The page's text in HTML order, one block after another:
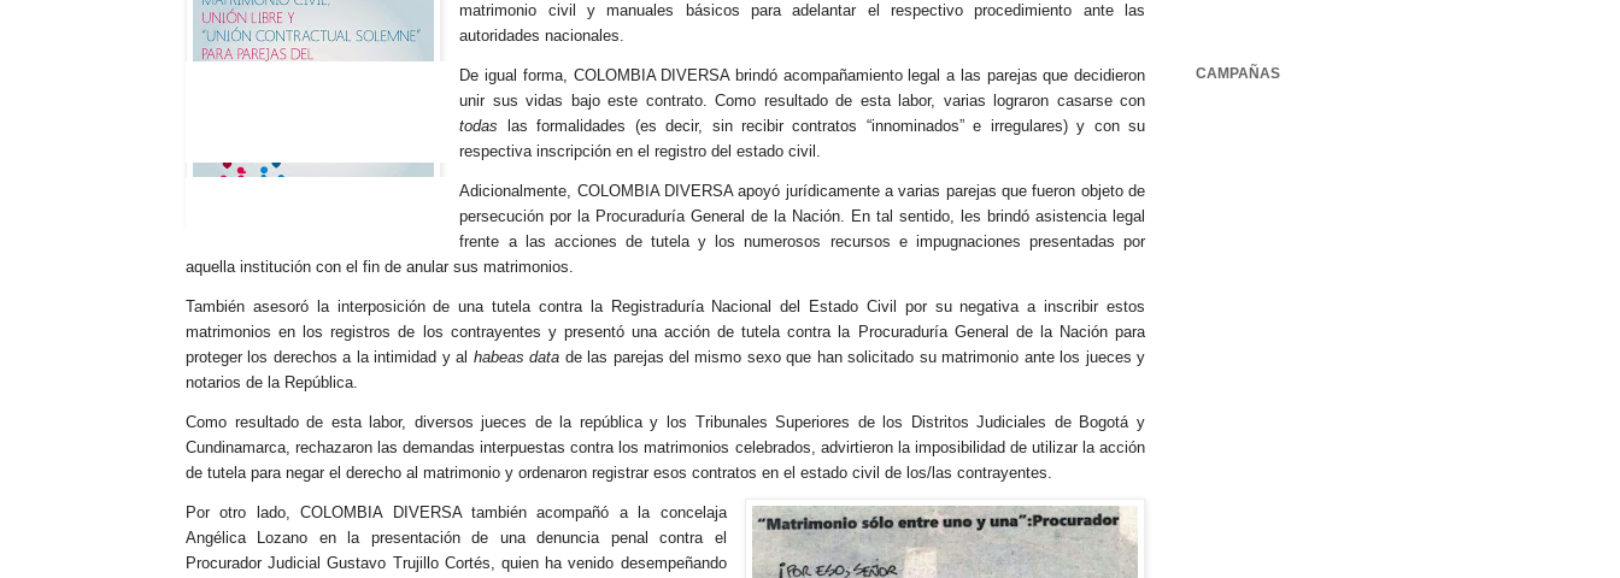
matrimonio civil y manuales básicos para adelantar el respectivo procedimiento ante las
autoridades nacionales.
De igual forma, COLOMBIA DIVERSA brindó acompañamiento legal a las parejas que decidieron
unir sus vidas bajo este contrato. Como resultado de esta labor, varias lograron casarse con
todas las formalidades (es decir, sin recibir contratos “innominados” e irregulares) y con su
respectiva inscripción en el registro del estado civil.
Adicionalmente, COLOMBIA DIVERSA apoyó jurídicamente a varias parejas que fueron objeto de
persecución por la Procuraduría General de la Nación. En tal sentido, les brindó asistencia legal
frente a las acciones de tutela y los numerosos recursos e impugnaciones presentadas por
aquella institución con el fin de anular sus matrimonios.
También asesoró la interposición de una tutela contra la Registraduría Nacional del Estado Civil por su negativa a inscribir estos
matrimonios en los registros de los contrayentes y presentó una acción de tutela contra la Procuraduría General de la Nación para
proteger los derechos a la intimidad y al habeas data de las parejas del mismo sexo que han solicitado su matrimonio ante los jueces y
notarios de la República.
Como resultado de esta labor, diversos jueces de la república y los Tribunales Superiores de los Distritos Judiciales de Bogotá y
Cundinamarca, rechazaron las demandas interpuestas contra los matrimonios celebrados, advirtieron la imposibilidad de utilizar la acción
de tutela para negar el derecho al matrimonio y ordenaron registrar esos contratos en el estado civil de los/las contrayentes.
Por otro lado, COLOMBIA DIVERSA también acompañó a la concelaja
Angélica Lozano en la presentación de una denuncia penal contra el
Procurador Judicial Gustavo Trujillo Cortés, quien ha venido desempeñando
CAMPAÑAS